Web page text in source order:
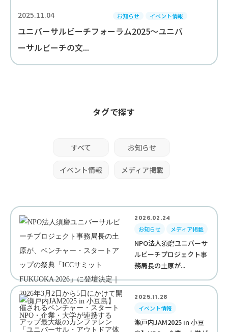
2025.11.04 お知らせ イベント情報
ユニバーサルビーチフォーラム2025～ユニバ
ーサルビーチの文...
タグで探す
すべて お知らせ
イベント情報 メディア掲載
2026.02.24
お知らせ
メディア掲載
NPO法人須磨ユニバーサ
ルビーチプロジェクト事
務局長の土原が...
2025.11.28
イベント情報
瀬戸内JAM2025 in 小豆